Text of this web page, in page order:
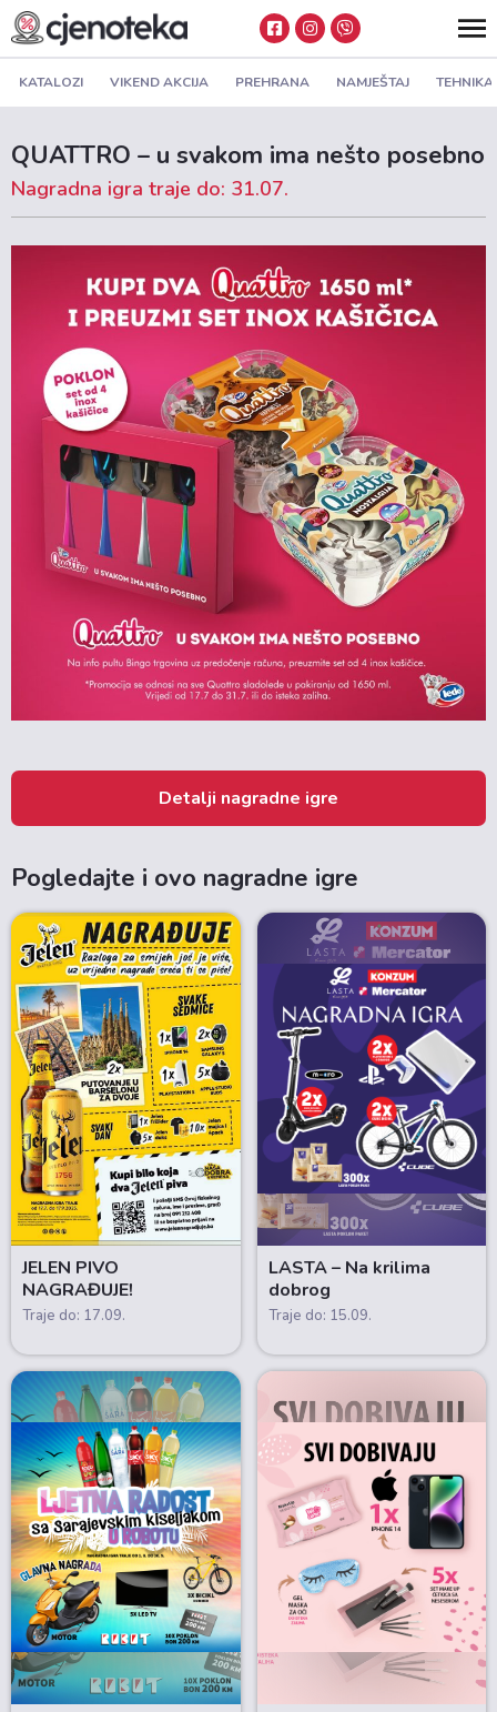
KATALOZI VIKEND AKCIJA PREHRANA NAMJEŠTAJ TEHNIKA
QUATTRO – u svakom ima nešto posebno
Nagradna igra traje do: 31.07.
Detalji nagradne igre
Pogledajte i ovo nagradne igre
JELEN PIVO
NAGRAĐUJE!
Traje do: 17.09.
LASTA – Na krilima
dobrog
Traje do: 15.09.